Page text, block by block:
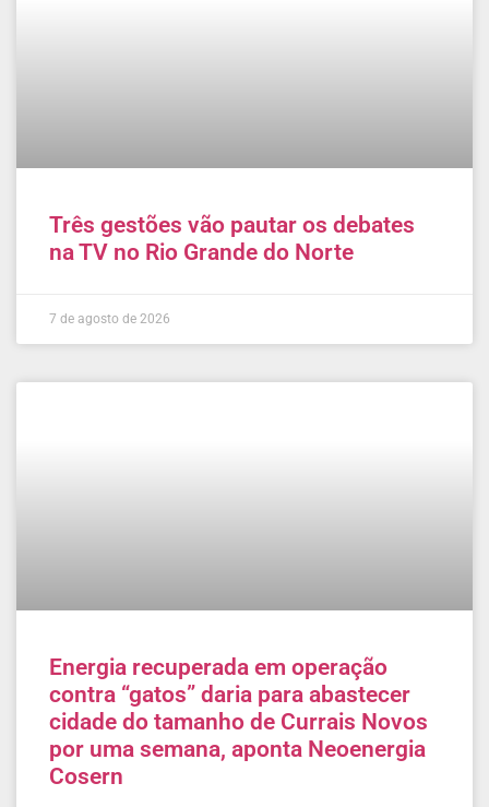
Três gestões vão pautar os debates
na TV no Rio Grande do Norte
7 de agosto de 2026
Energia recuperada em operação
contra “gatos” daria para abastecer
cidade do tamanho de Currais Novos
por uma semana, aponta Neoenergia
Cosern